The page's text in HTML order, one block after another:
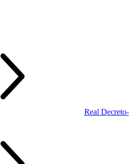
Real Decreto-